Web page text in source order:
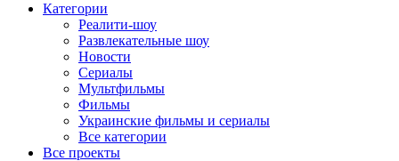
Категории
Реалити-шоу
Развлекательные шоу
Новости
Сериалы
Мультфильмы
Фильмы
Украинские фильмы и сериалы
Все категории
Все проекты